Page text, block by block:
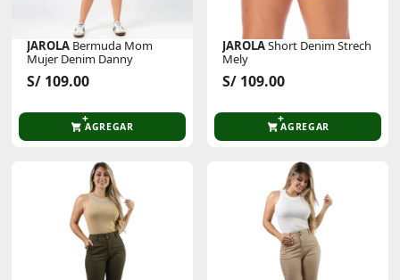
JAROLA Bermuda Mom
Mujer Denim Danny
S/ 109.00
AGREGAR
JAROLAShort Denim Strech
Mely
S/ 109.00
AGREGAR